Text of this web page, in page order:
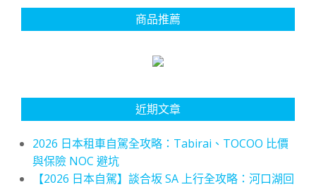
商品推薦
近期文章
2026 日本租車自駕全攻略：Tabirai、TOCOO 比價
與保險 NOC 避坑
【2026 日本自駕】談合坂 SA 上行全攻略：河口湖回